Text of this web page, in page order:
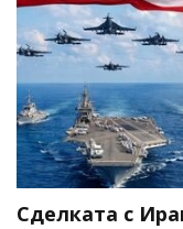
Сделката с